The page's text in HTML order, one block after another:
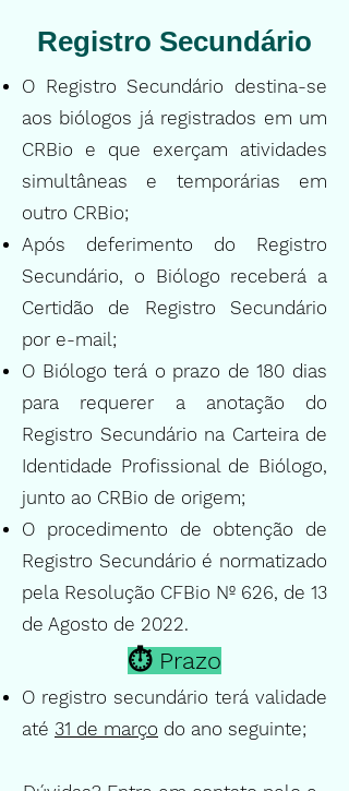
Registro Secundário
O Registro Secundário destina-se
aos biólogos já registrados em um
CRBio e que exerçam atividades
simultâneas e temporárias em
outro CRBio;
Após deferimento do Registro
Secundário, o Biólogo receberá a
Certidão de Registro Secundário
por e-mail;
O Biólogo terá o prazo de 180 dias
para requerer a anotação do
Registro Secundário na Carteira de
Identidade Profissional de Biólogo,
junto ao CRBio de origem;
O procedimento de obtenção de
Registro Secundário é normatizado
pela Resolução CFBio Nº 626, de 13
de Agosto de 2022.
⏱️ Prazo
O registro secundário terá validade
até 31 de março do ano seguinte;